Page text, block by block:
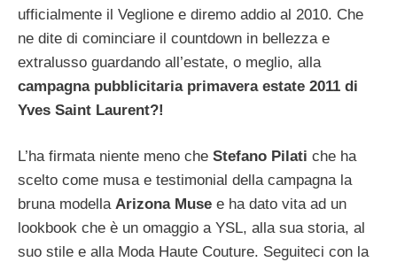
ufficialmente il Veglione e diremo addio al 2010. Che
ne dite di cominciare il countdown in bellezza e
extralusso guardando all’estate, o meglio, alla
campagna pubblicitaria primavera estate 2011 di
Yves Saint Laurent?!
L’ha firmata niente meno che Stefano Pilati che ha
scelto come musa e testimonial della campagna la
bruna modella Arizona Muse e ha dato vita ad un
lookbook che è un omaggio a YSL, alla sua storia, al
suo stile e alla Moda Haute Couture. Seguiteci con la